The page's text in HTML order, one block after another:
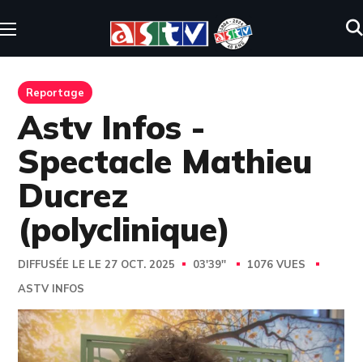
Reportage
Astv Infos -
Spectacle Mathieu
Ducrez
(polyclinique)
DIFFUSÉE LE LE 27 OCT. 2025 03'39''
1076 VUES
ASTV INFOS